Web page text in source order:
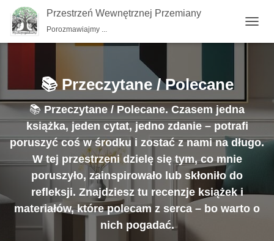
Przestrzeń Wewnętrznej Przemiany
Porozmawiajmy ...
📚 Przeczytane / Polecane
📚Przeczytane / Polecane. Czasem jedna
książka, jeden cytat, jedno zdanie – potrafi
poruszyć coś w środku i zostać z nami na długo.
W tej przestrzeni dzielę się tym, co mnie
poruszyło, zainspirowało lub skłoniło do
refleksji. Znajdziesz tu recenzje książek i
materiałów, które polecam z serca – bo warto o
nich pogadać.